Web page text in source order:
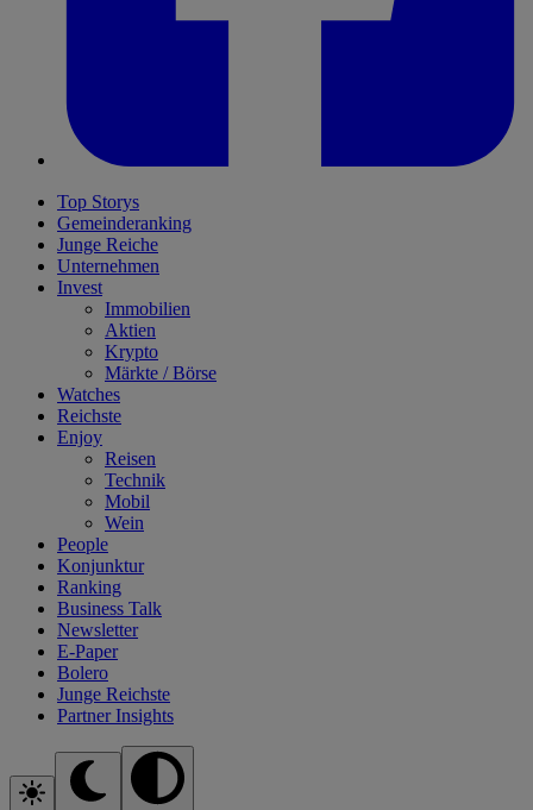
Top Storys
Gemeinderanking
Junge Reiche
Unternehmen
Invest
Immobilien
Aktien
Krypto
Märkte / Börse
Watches
Reichste
Enjoy
Reisen
Technik
Mobil
Wein
People
Konjunktur
Ranking
Business Talk
Newsletter
E-Paper
Bolero
Junge Reichste
Partner Insights